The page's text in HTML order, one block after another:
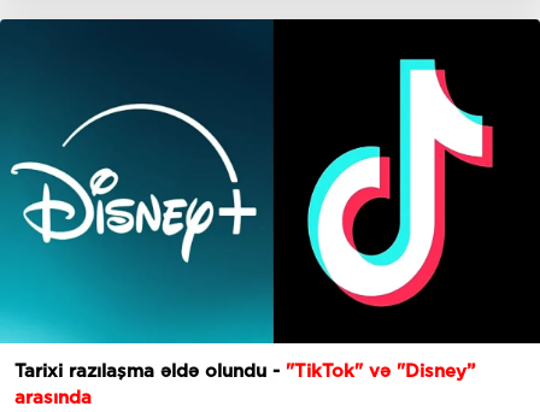
Tarixi razılaşma əldə olundu - "TikTok" və "Disney”
arasında